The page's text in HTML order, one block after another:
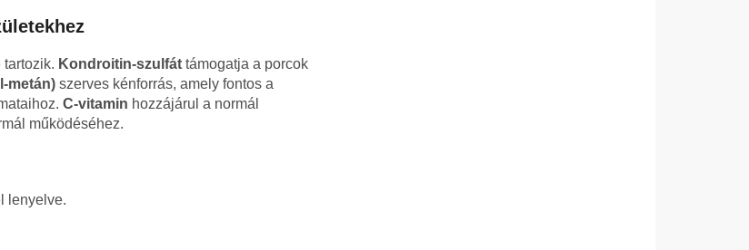
Kondroitin-szulfát támogatja a porcok
metán) szerves kénforrás, amely fontos a
C-vitamin hozzájárul a normál
működéséhez.
lenyelve.